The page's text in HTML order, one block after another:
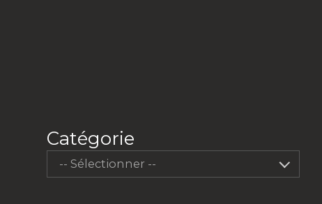
Catégorie
-- Sélectionner --